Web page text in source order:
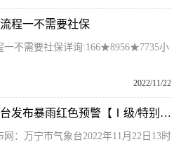
程一不需要社保
一不需要社保详询:166★8956★7735小
2022/11/22
【焦点热闻】万宁市气象台发布暴雨红色预警【Ⅰ级/特别严重】
：万宁市气象台2022年11月22日13时